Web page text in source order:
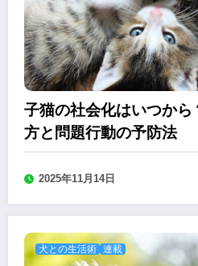
子猫の社会化はいつか
方と問題行動の予防法
2025年11月14日
犬との生活術 連載